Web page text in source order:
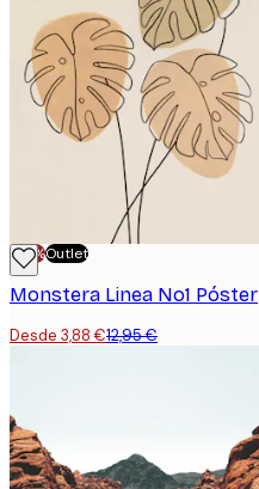
-70%Outlet
Monstera Linea No1 Póster
Desde 3,88 €12,95 €